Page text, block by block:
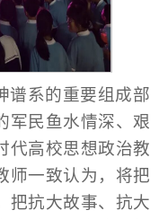
谱系的重要组成部
军民鱼水情深、艰
代高校思想政治教
师一致认为，将把
把抗大故事、抗大